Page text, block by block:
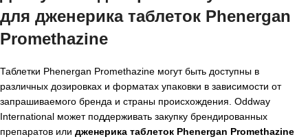
для дженерика таблеток Phenergan
Promethazine
Таблетки Phenergan Promethazine могут быть доступны в
различных дозировках и форматах упаковки в зависимости от
запрашиваемого бренда и страны происхождения. Oddway
International может поддерживать закупку брендированных
препаратов или дженерика таблеток Phenergan Promethazine